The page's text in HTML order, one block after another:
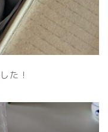
た！